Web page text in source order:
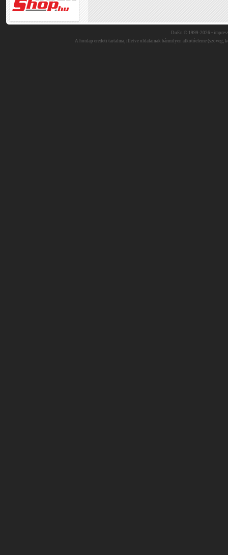
DuEn © 1999-2026 •
A honlap eredeti tartalma, illetve oldalainak bármilyen alkotóeleme (szöveg,